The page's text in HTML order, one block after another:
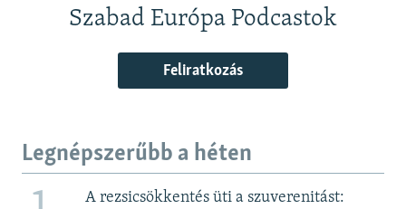
Szabad Európa Podcastok
Feliratkozás
Legnépszerűbb a héten
A rezsicsökkentés üti a szuverenitást: